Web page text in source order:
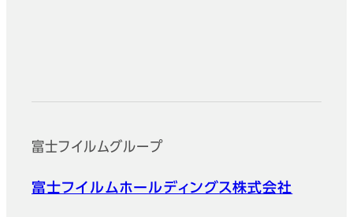
富士フイルムグループ
富士フイルムホールディングス株式会社